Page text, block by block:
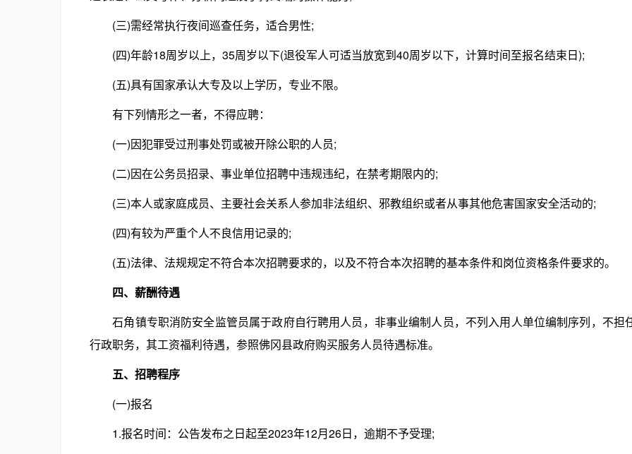
(三)需经常执行夜间巡查任务，适合男性;
(四)年龄18周岁以上，35周岁以下(退役军人可适当放宽到40周岁以下，计算时间至报名结束日);
(五)具有国家承认大专及以上学历，专业不限。
有下列情形之一者，不得应聘：
(一)因犯罪受过刑事处罚或被开除公职的人员;
(二)因在公务员招录、事业单位招聘中违规违纪，在禁考期限内的;
(三)本人或家庭成员、主要社会关系人参加非法组织、邪教组织或者从事其他危害国家安全活动的;
(四)有较为严重个人不良信用记录的;
(五)法律、法规规定不符合本次招聘要求的，以及不符合本次招聘的基本条件和岗位资格条件要求的。
四、薪酬待遇
石角镇专职消防安全监管员属于政府自行聘用人员，非事业编制人员，不列入用人单位编制序列，不担
行政职务，其工资福利待遇，参照佛冈县政府购买服务人员待遇标准。
五、招聘程序
(一)报名
1.报名时间：公告发布之日起至2023年12月26日，逾期不予受理;